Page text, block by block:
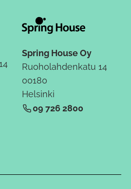
Spring House Oy
Ruoholahdenkatu 14
00180
Helsinki
09 726 2800